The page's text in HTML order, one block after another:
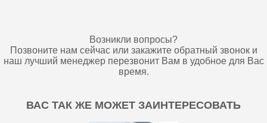
Возникли вопросы?
Позвоните нам сейчас или закажите обратный звонок и
наш лучший менеджер перезвонит Вам в удобное для Вас
время.
ВАС ТАК ЖЕ МОЖЕТ ЗАИНТЕРЕСОВАТЬ